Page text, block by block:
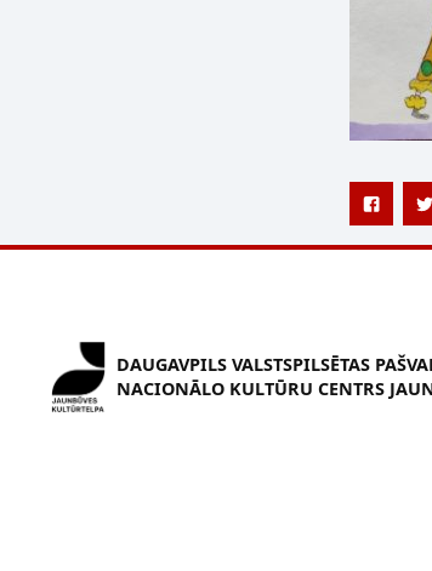
DAUGAVPILS VALSTSPILSĒTAS
NACIONĀLO KULTŪRU CENTRS